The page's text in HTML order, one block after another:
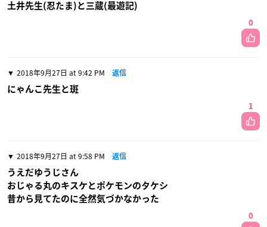
土井先生(忍たま)と三蔵(最遊記)
0
2018年9月27日 at 9:42 PM 返信
にゃんこ先生と斑
1
2018年9月27日 at 9:58 PM 返信
うえだゆうじさん
おじゃる丸のキスケとポケモンのタケシ
昔から見てたのに全然気づかなかった
0